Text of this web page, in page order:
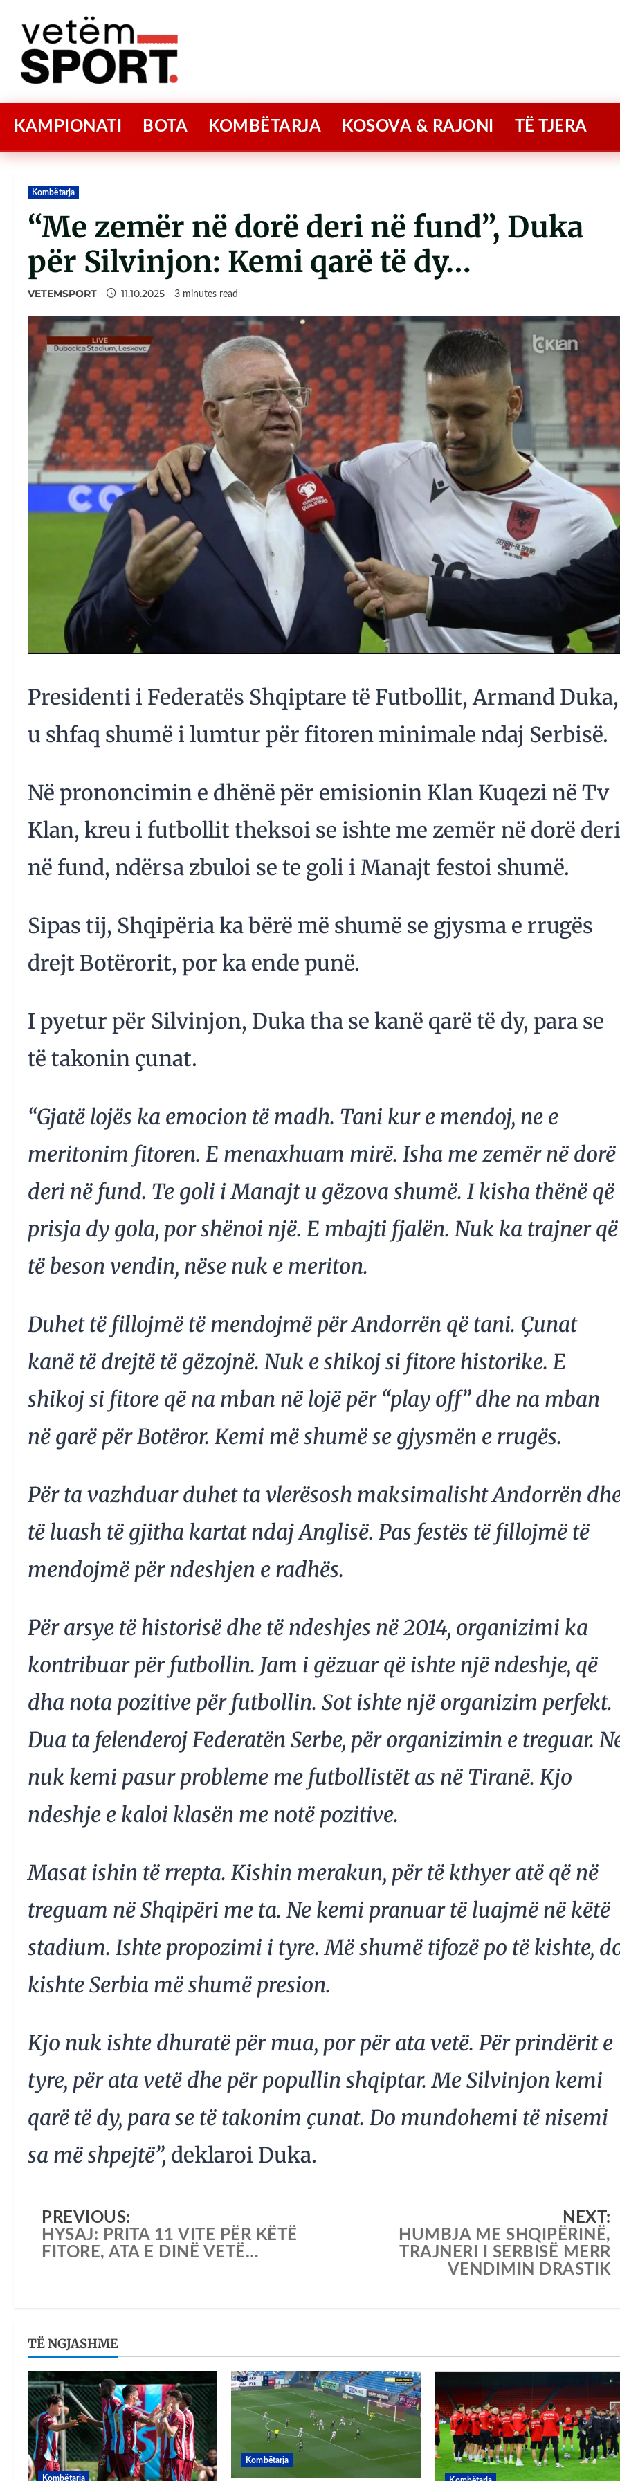
KAMPIONATI BOTA KOMBËTARJA KOSOVA & RAJONI TË TJERA
Kombëtarja
“Me zemër në dorë deri në fund”, Duka
për Silvinjon: Kemi qarë të dy…
VETEMSPORT 11.10.2025 3 minutes read
Presidenti i Federatës Shqiptare të Futbollit, Armand Duka,
u shfaq shumë i lumtur për fitoren minimale ndaj Serbisë.
Në prononcimin e dhënë për emisionin Klan Kuqezi në Tv
Klan, kreu i futbollit theksoi se ishte me zemër në dorë deri
në fund, ndërsa zbuloi se te goli i Manajt festoi shumë.
Sipas tij, Shqipëria ka bërë më shumë se gjysma e rrugës
drejt Botërorit, por ka ende punë.
I pyetur për Silvinjon, Duka tha se kanë qarë të dy, para se
të takonin çunat.
“Gjatë lojës ka emocion të madh. Tani kur e mendoj, ne e
meritonim fitoren. E menaxhuam mirë. Isha me zemër në dorë
deri në fund. Te goli i Manajt u gëzova shumë. I kisha thënë që
prisja dy gola, por shënoi një. E mbajti fjalën. Nuk ka trajner që
të beson vendin, nëse nuk e meriton.
Duhet të fillojmë të mendojmë për Andorrën që tani. Çunat
kanë të drejtë të gëzojnë. Nuk e shikoj si fitore historike. E
shikoj si fitore që na mban në lojë për “play off” dhe na mban
në garë për Botëror. Kemi më shumë se gjysmën e rrugës.
Për ta vazhduar duhet ta vlerësosh maksimalisht Andorrën
të luash të gjitha kartat ndaj Anglisë. Pas festës të fillojmë të
mendojmë për ndeshjen e radhës.
Për arsye të historisë dhe të ndeshjes në 2014, organizimi ka
kontribuar për futbollin. Jam i gëzuar që ishte një ndeshje, që
dha nota pozitive për futbollin. Sot ishte një organizim perfekt.
Dua ta felenderoj Federatën Serbe, për organizimin e treguar.
nuk kemi pasur probleme me futbollistët as në Tiranë. Kjo
ndeshje e kaloi klasën me notë pozitive.
Masat ishin të rrepta. Kishin merakun, për të kthyer atë që në
treguam në Shqipëri me ta. Ne kemi pranuar të luajmë në këtë
stadium. Ishte propozimi i tyre. Më shumë tifozë po të kishte,
kishte Serbia më shumë presion.
Kjo nuk ishte dhuratë për mua, por për ata vetë. Për prindërit e
tyre, për ata vetë dhe për popullin shqiptar. Me Silvinjon kemi
qarë të dy, para se të takonim çunat. Do mundohemi të nisemi
sa më shpejtë”, deklaroi Duka.
PREVIOUS:
HYSAJ: PRITA 11 VITE PËR KËTË
FITORE, ATA E DINË VETË…
NEXT:
HUMBJA ME SHQIPËRINË,
TRAJNERI I SERBISË MERR
VENDIMIN DRASTIK
TË NGJASHME
Kombëtarja
Kombëtarja